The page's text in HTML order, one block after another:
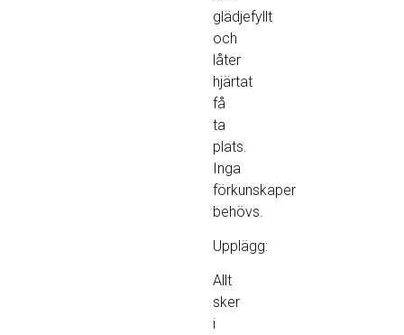
glädjefyllt
och
låter
hjärtat
få
ta
plats.
Inga
förkunskaper
behövs.
Upplägg:
Allt
sker
i